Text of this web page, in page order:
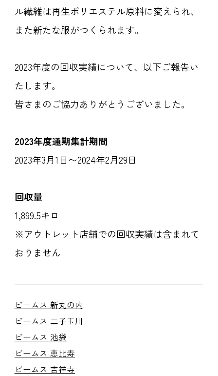
ル繊維は再生ポリエステル原料に変えられ、
また新たな服がつくられます。
2023年度の回収実績について、以下ご報告い
たします。
皆さまのご協力ありがとうございました。
2023年度通期集計期間
2023年3月1日〜2024年2月29日
回収量
1,899.5キロ
※アウトレット店舗での回収実績は含まれて
おりません
ビームス 新丸の内
ビームス 二子玉川
ビームス 池袋
ビームス 恵比寿
ビームス 吉祥寺